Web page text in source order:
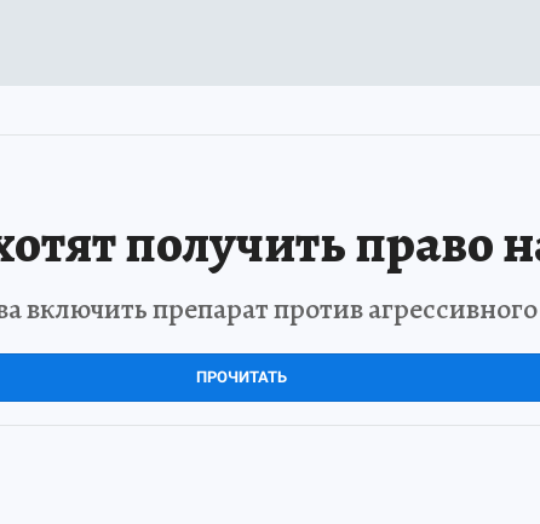
получить право
препарат против
ПРОЧИТАТЬ